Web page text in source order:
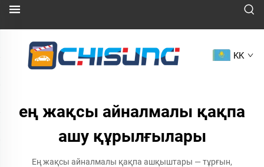
KK
ең жақсы айналмалы қақпа
ашу құрылғылары
Ең жақсы айналмалы қақпа ашқыштары — тұрғын,